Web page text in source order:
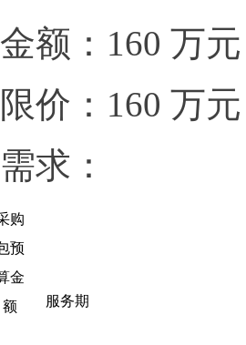
额：160 万
价：160 万
求：
购
预
金
额
服务期